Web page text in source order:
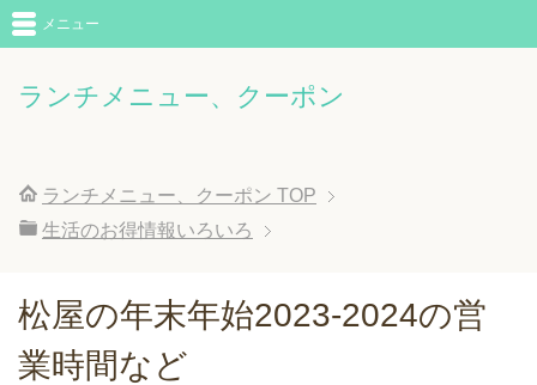
ランチメニュー、クーポン
メニュー
ランチメニュー、クーポン TOP
生活のお得情報いろいろ
松屋の年末年始2023-2024の営
業時間など